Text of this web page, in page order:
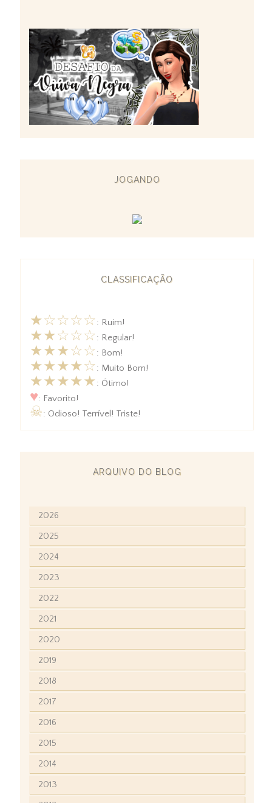
JOGANDO
CLASSIFICAÇÃO
★☆☆☆☆: Ruim!
★★☆☆☆: Regular!
★★★☆☆: Bom!
★★★★☆: Muito Bom!
★★★★★: Ótimo!
♥: Favorito!
☠: Odioso! Terrível! Triste!
ARQUIVO DO BLOG
2026
2025
2024
2023
2022
2021
2020
2019
2018
2017
2016
2015
2014
2013